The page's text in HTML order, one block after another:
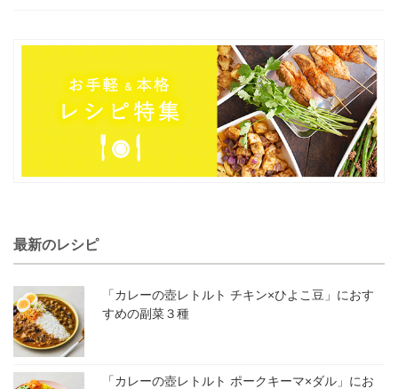
最新のレシピ
「カレーの壺レトルト チキン×ひよこ豆」におす
すめの副菜３種
「カレーの壺レトルト ポークキーマ×ダル」にお